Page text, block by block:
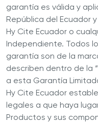
garantía es válida y
República del Ecuador
Hy Cite Ecuador o
Independiente. Todos
garantía son de la
describen dentro de la
a esta Garantía
Hy Cite Ecuador
legales a que haya
Productos y sus